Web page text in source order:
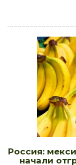
Россия:
начали